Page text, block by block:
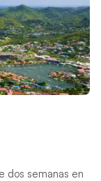
dos semanas en